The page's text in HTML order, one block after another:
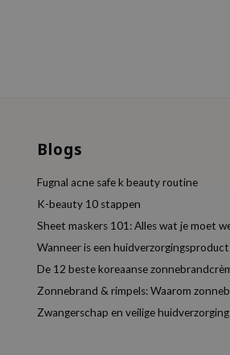
Blogs
Fugnal acne safe k beauty routine
K-beauty 10 stappen
Sheet maskers 101: Alles wat je moet
Wanneer is een
De 12 beste koreaanse
Zonnebrand & rimpels: Waarom
Zwangerschap en veilige huidverzorging